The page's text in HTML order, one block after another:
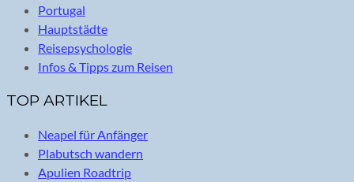
Portugal
Hauptstädte
Reisepsychologie
Infos & Tipps zum Reisen
TOP ARTIKEL
Neapel für Anfänger
Plabutsch wandern
Apulien Roadtrip